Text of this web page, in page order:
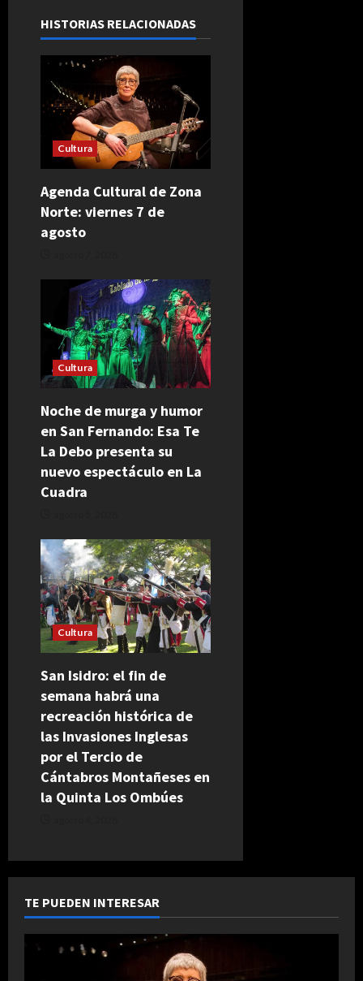
HISTORIAS RELACIONADAS
Cultura
Agenda Cultural de Zona
Norte: viernes 7 de
agosto
Cultura
Noche de murga y humor
en San Fernando: Esa Te
La Debo presenta su
nuevo espectáculo en La
Cuadra
Cultura
San Isidro: el fin de
semana habrá una
recreación histórica de
las Invasiones Inglesas
por el Tercio de
Cántabros Montañeses en
la Quinta Los Ombúes
TE PUEDEN INTERESAR